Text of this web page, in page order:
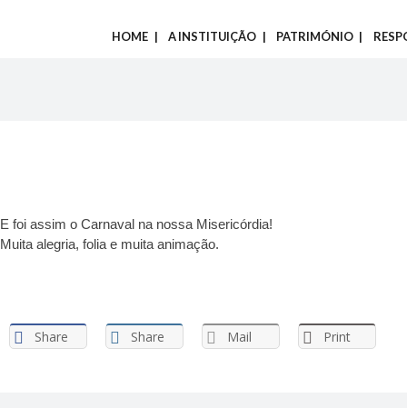
HOME A INSTITUIÇÃO PATRIMÓNIO
E foi assim o Carnaval na nossa Misericórdia!
Muita alegria, folia e muita animação.
Share Share Mail Print